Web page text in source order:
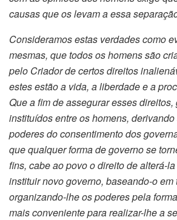
causas que os levam a essa
Consideramos estas verdades como
mesmas, que todos os homens são
pelo Criador de certos direitos
estes estão a vida, a liberdade e a
Que a fim de assegurar esses
instituídos entre os homens,
poderes do consentimento dos
que qualquer forma de governo se
fins, cabe ao povo o direito de alterá-
instituir novo governo, baseando-o
organizando-lhe os poderes pela
mais conveniente para realizar-lhe a